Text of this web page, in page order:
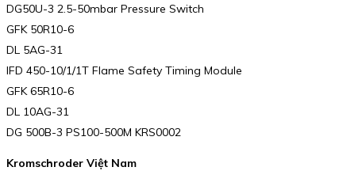
DG50U-3 2.5-50mbar Pressure Switch
GFK 50R10-6
DL 5AG-31
IFD 450-10/1/1T Flame Safety Timing Module
GFK 65R10-6
DL 10AG-31
DG 500B-3 PS100-500M KRS0002
Kromschroder Việt Nam